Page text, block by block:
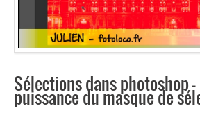
Sélections dans photoshop
puissance du masque de